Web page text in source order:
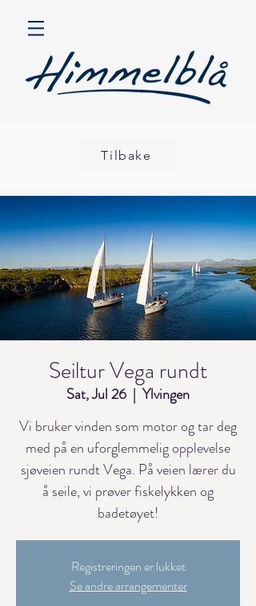
Tilbake
Seiltur Vega rundt
Sat, Jul 26
  |
Ylvingen
Vi bruker vinden som motor og tar deg
med på en uforglemmelig opplevelse
sjøveien rundt Vega. På veien lærer du
å seile, vi prøver fiskelykken og
badetøyet!
Registreringen er lukket
Se andre arrangementer